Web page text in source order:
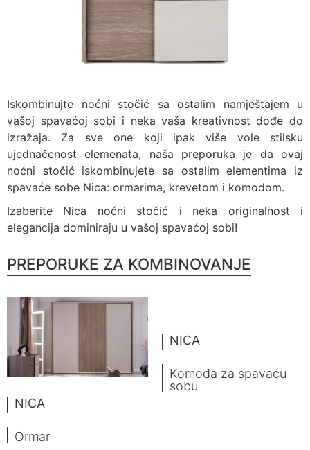
Iskombinujte noćni stočić sa ostalim namještajem u
vašoj spavaćoj sobi i neka vaša kreativnost dođe do
izražaja. Za sve one koji ipak više vole stilsku
ujednačenost elemenata, naša preporuka je da ovaj
noćni stočić iskombinujete sa ostalim elementima iz
spavaće sobe Nica: ormarima, krevetom i komodom.
Izaberite Nica noćni stočić i neka originalnost i
elegancija dominiraju u vašoj spavaćoj sobi!
PREPORUKE ZA KOMBINOVANJE
NICA
Ormar
NICA
Komoda za spavaću
sobu